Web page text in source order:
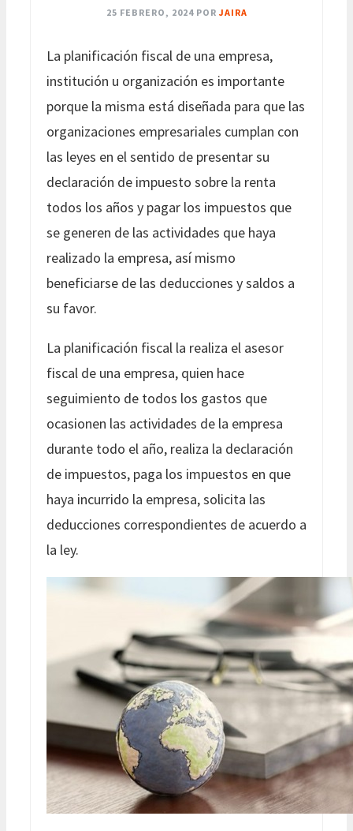
25 FEBRERO, 2024 POR JAIRA
La planificación fiscal de una empresa,
institución u organización es importante
porque la misma está diseñada para que las
organizaciones empresariales cumplan con
las leyes en el sentido de presentar su
declaración de impuesto sobre la renta
todos los años y pagar los impuestos que
se generen de las actividades que haya
realizado la empresa, así mismo
beneficiarse de las deducciones y saldos a
su favor.
La planificación fiscal la realiza el asesor
fiscal de una empresa, quien hace
seguimiento de todos los gastos que
ocasionen las actividades de la empresa
durante todo el año, realiza la declaración
de impuestos, paga los impuestos en que
haya incurrido la empresa, solicita las
deducciones correspondientes de acuerdo a
la ley.